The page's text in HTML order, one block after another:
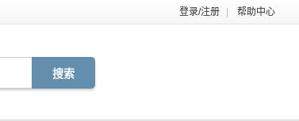
登录/注册 帮助中心